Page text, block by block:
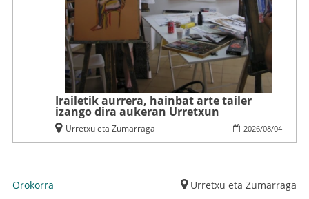
Irailetik aurrera, hainbat arte tailer
izango dira aukeran Urretxun
2026/08/04
Urretxu eta Zumarraga
Orokorra Urretxu eta Zumarraga